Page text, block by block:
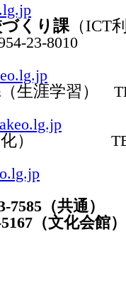
くり課（ICT
23-8010
（生涯学習）
）
TEL：
7585（共通）
（文化会館）